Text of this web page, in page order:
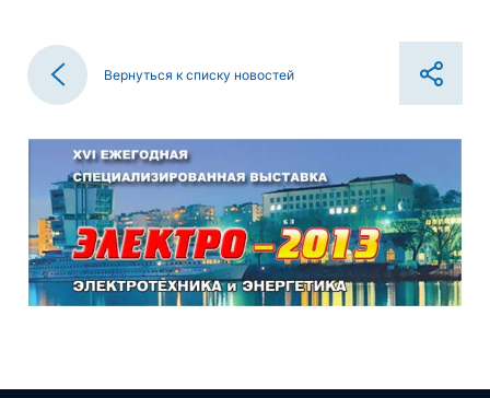
Вернуться к списку новостей